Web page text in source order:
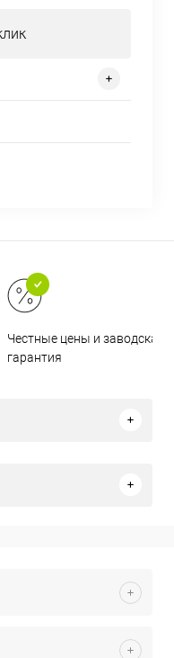
Честные цены и заводская
гарантия